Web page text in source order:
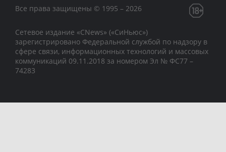
Все права защищены © 1995 – 2026
Сетевое издание «CNews» («СиНьюс»)
зарегистрировано Федеральной службой по надзору в
сфере связи, информационных технологий и массовых
коммуникаций 09.11.2018 за номером Эл № ФС77 –
74283